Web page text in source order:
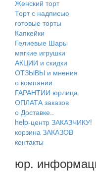
Женский торт
Торт с надписью
готовые торты
Капкейки
Гелиевые Шары
мягкие игрушки
АКЦИИ и скидки
ОТЗЫВЫ и мнения
о компании
ГАРАНТИИ юрлица
ОПЛАТА заказов
о Доставке..
help-центр ЗАКАЗЧИКУ!
корзина ЗАКАЗОВ
контакты
юр.